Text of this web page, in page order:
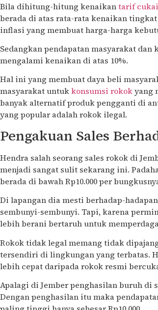
Bila dihitung-hitung kenaikantarif cukai
berada di atas rata-rata kenaikan
inflasi yang membuat harga-harga
Sedangkan pendapatan masyarakat
mengalami kenaikan di atas 10%.
Hal ini yang membuat daya beli
masyarakat untukkonsumsi rokokyang
banyak alternatif produk pengganti di
yang popular adalah rokok ilegal.
Pengakuan Sales
Hendra salah seorang sales rokok di
menjadi sangat sulit sekarang ini.
berada di bawah Rp10.000 per
Di lapangan dia mesti berhadap-
sembunyi-sembunyi. Tapi, karena
lebih berani bertaruh untuk
Rokok tidak legal memang tidak
tersendiri di lingkungan yang terbatas.
lebih cepat daripada rokok resmi
Apalagi di Jember penghasilan buruh di
Dengan penghasilan itu maka